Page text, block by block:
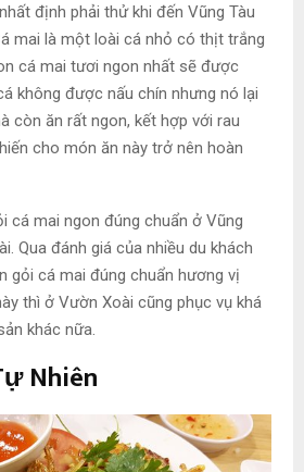
định phải thử khi đến Vũng Tàu
mai là một loài cá nhỏ có thịt trắng
cá mai tươi ngon nhất sẽ được
không được nấu chín nhưng nó lại
còn ăn rất ngon, kết hợp với rau
cho món ăn này trở nên hoàn
cá mai ngon đúng chuẩn ở Vũng
Qua đánh giá của nhiều du khách
gỏi cá mai đúng chuẩn hương vị
thì ở Vườn Xoài cũng phục vụ khá
khác nữa.
Nhiên